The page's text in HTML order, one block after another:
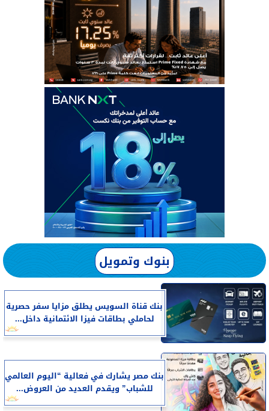
بنوك وتمويل
بنك قناة السويس يطلق مزايا سفر حصرية
لحاملي بطاقات فيزا الائتمانية داخل...
بنك مصر يشارك في فعالية “اليوم العالمي
للشباب” ويقدم العديد من العروض...